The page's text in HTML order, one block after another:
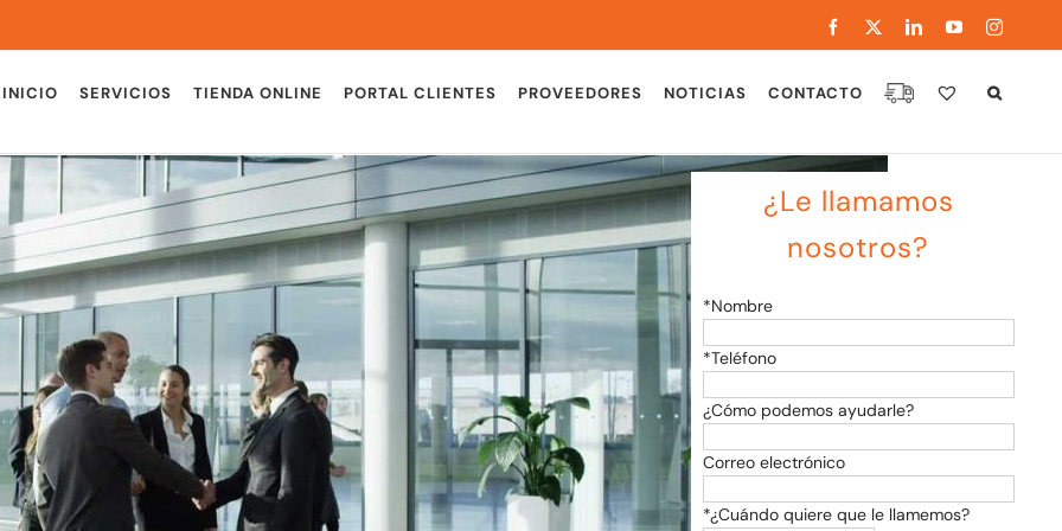
Facebook LinkedInYouTube
INICIO SERVICIOS TIENDA ONLINE PORTAL CLIENTES PROVEEDORES NOTICIAS CONTACTO
¿Le llamamos
nosotros?
*Nombre
*Teléfono
¿Cómo podemos ayudarle?
Correo electrónico
*¿Cuándo quiere que le llamemos?